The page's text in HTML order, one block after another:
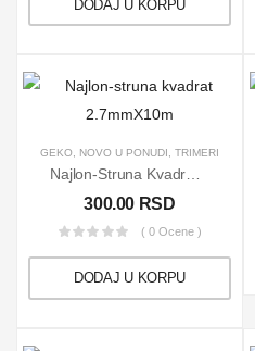
DODAJ U KORPU
GEKO NOVO U PONUDI TRIMERI
300.00 RSD
( 0 Ocene )
DODAJ U KORPU